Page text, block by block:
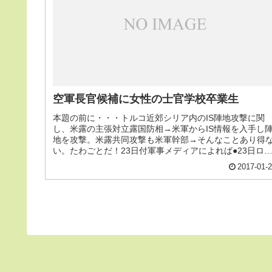
空軍長官候補に女性の士官学校卒業生
本題の前に・・・トルコ近郊シリア内のIS陣地攻撃に関
し、米露の主張対立露国防相→米軍からIS情報を入手し
地を攻撃。米露共同攻撃も米軍幹部→そんなことあり得
い。たわごとだ！23日付軍事メディアによれば●23日ロシ
2017-01-